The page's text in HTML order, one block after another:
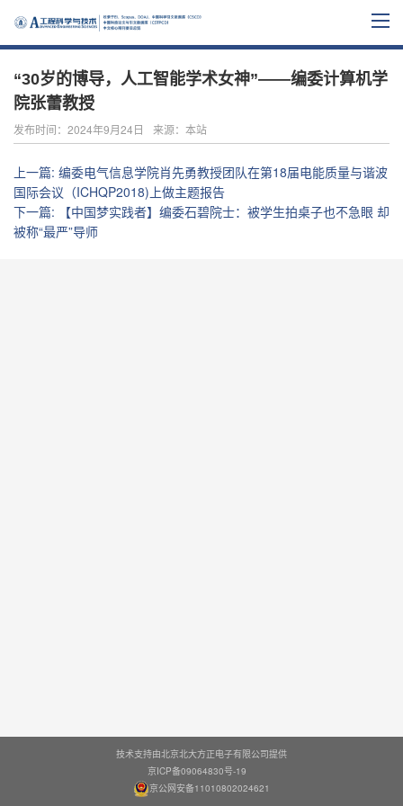
“30岁的博导，人工智能学术女神”——编委计算机学
院张蕾教授
发布时间：2024年9月24日 来源：本站
上一篇: 编委电气信息学院肖先勇教授团队在第18届电能质量与谐波
国际会议（ICHQP2018)上做主题报告
下一篇:
【中国梦实践者】编委石碧院士：被学生拍桌子也不急眼 却
被称“最严”导师
技术支持由北京北大方正电子有限公司提供
京ICP备09064830号-19
京公网安备11010802024621